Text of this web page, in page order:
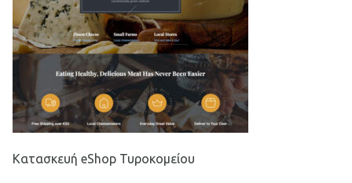
Κατασκευή eShop Τυροκομείου